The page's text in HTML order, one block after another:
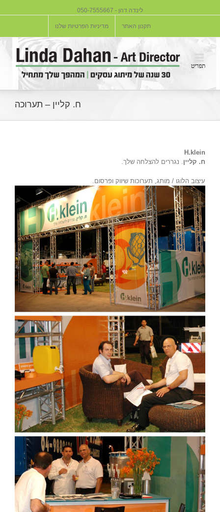
לינדה דהן - 050-7555667
תקנון האתר מדיניות הפרטיות שלנו
ח. קליין – תערוכה
H.klein
ח. קליין. נגררים להצלחה שלך.
עיצוב הלוגו / מותג, תערוכות שיווק ופרסום.